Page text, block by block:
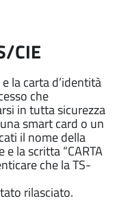
CIE
la carta d’identità
che
in tutta sicurezza
smart card o un
il nome della
la scritta “CARTA
che la TS-
rilasciato.